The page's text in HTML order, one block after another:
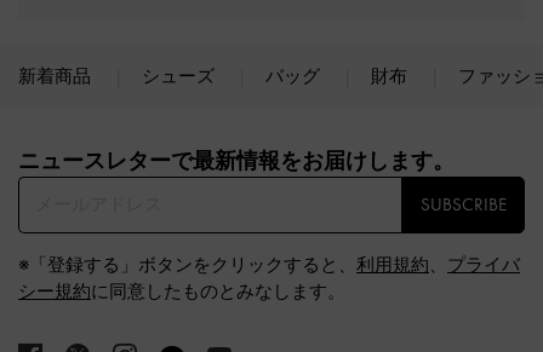
新着商品 シューズ バッグ 財布 ファッシ
ニュースレターで最新情報をお届けします。​
SUBSCRIBE
※「登録する」ボタンをクリックすると、 利用規約、 プライバ
シー規約に同意したものとみなします。